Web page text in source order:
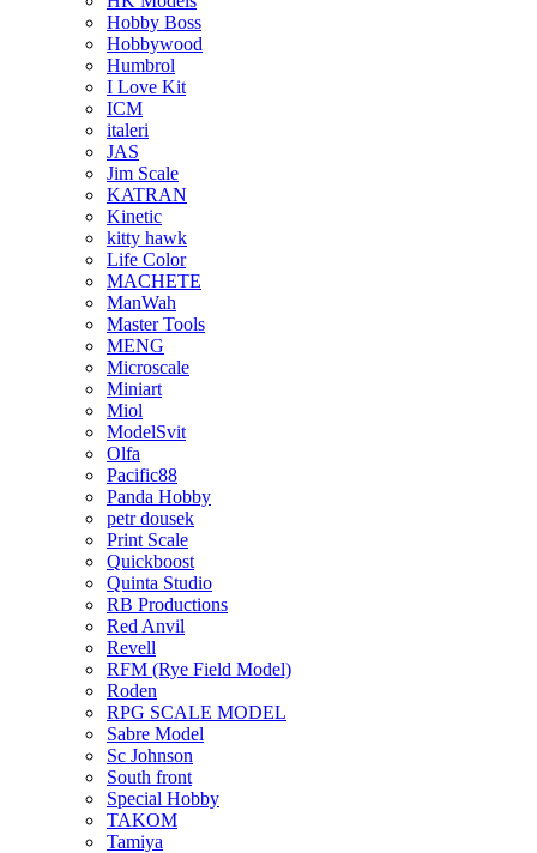
Hobby Boss
Hobbywood
Humbrol
I Love Kit
ICM
italeri
JAS
Jim Scale
KATRAN
Kinetic
kitty hawk
Life Color
MACHETE
ManWah
Master Tools
MENG
Microscale
Miniart
Miol
ModelSvit
Olfa
Pacific88
Panda Hobby
petr dousek
Print Scale
Quickboost
Quinta Studio
RB Productions
Red Anvil
Revell
RFM (Rye Field Model)
Roden
RPG SCALE MODEL
Sabre Model
Sc Johnson
South front
Special Hobby
TAKOM
Tamiya